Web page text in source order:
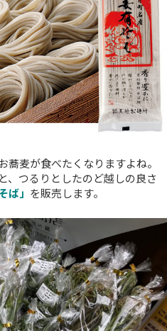
麦が食べたくなりますよね。
、つるりとしたのど越しの良さ
ば」 を販売します。